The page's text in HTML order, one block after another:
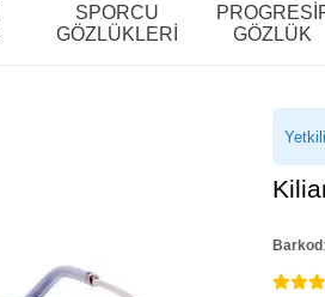
SPORCU
GÖZLÜKLERİ
GÖZLÜK
Barkod :